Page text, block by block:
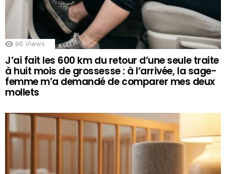
96 Views
J’ai fait les 600 km du retour d’une seule traite
à huit mois de grossesse : à l’arrivée, la sage-
femme m’a demandé de comparer mes deux
mollets